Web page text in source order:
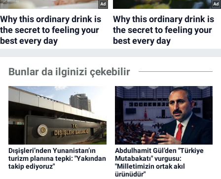
Bunlar da ilginizi çekebilir
Dışişleri’nden Yunanistan’ın
turizm planına tepki: "Yakından
takip ediyoruz"
Abdulhamit Gül’den "Türkiye
Mutabakatı" vurgusu:
"Milletimizin ortak akıl
ürünüdür"